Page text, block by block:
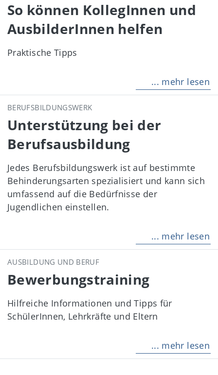
So können KollegInnen und
AusbilderInnen helfen
Praktische Tipps
... mehr lesen
BERUFSBILDUNGSWERK
Unterstützung bei der
Berufsausbildung
Jedes Berufsbildungswerk ist auf bestimmte
Behinderungsarten spezialisiert und kann sich
umfassend auf die Bedürfnisse der
Jugendlichen einstellen.
... mehr lesen
AUSBILDUNG UND BERUF
Bewerbungstraining
Hilfreiche Informationen und Tipps für
SchülerInnen, Lehrkräfte und Eltern
... mehr lesen